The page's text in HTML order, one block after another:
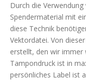
Bibliothek
Zertifikate
Custom made
Persönliches
Galerie
Durch die
Spendermaterial mit
diese Technik
Vektordatei. Von
erstellt, den wir immer
Tampondruck ist in
persönliches Label ist